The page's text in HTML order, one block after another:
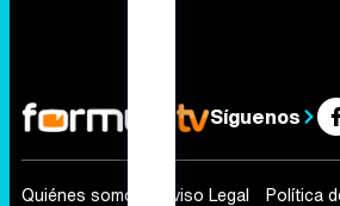
Síguenos
Quiénes somos Aviso Legal Política